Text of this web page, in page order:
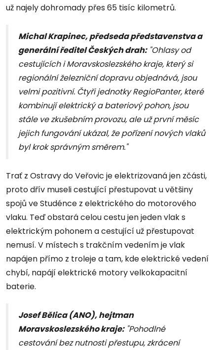
už najely dohromady přes 65 tisíc kilometrů.
Michal Krapinec, předseda představenstva a
generální ředitel Českých drah:"Ohlasy od
cestujících i Moravskoslezského kraje, který si
regionální železniční dopravu objednává, jsou
velmi pozitivní. Čtyři jednotky RegioPanter, které
kombinují elektrický a bateriový pohon, jsou
stále ve zkušebním provozu, ale už první měsíc
jejich fungování ukázal, že pořízení nových vlaků
byl krok správným směrem."
Trať z Ostravy do Veřovic je elektrizovaná jen zčásti,
proto dřív museli cestující přestupovat u většiny
spojů ve Studénce z elektrického do motorového
vlaku. Teď obstará celou cestu jen jeden vlak s
elektrickým pohonem a cestující už přestupovat
nemusí. V místech s trakčním vedením je vlak
napájen přímo z troleje a tam, kde elektrické vedení
chybí, napájí elektrické motory velkokapacitní
baterie.
Josef Bělica (ANO), hejtman
Moravskoslezského kraje:"Pohodlné
cestování bez nutnosti přestupu, zkrácení